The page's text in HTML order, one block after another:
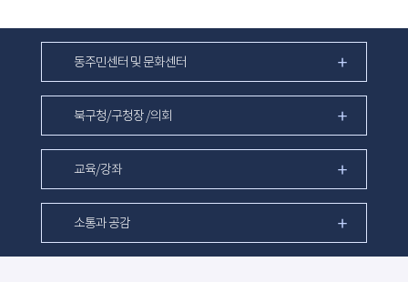
동주민센터 및 문화센터
북구청/구청장 /의회
교육/강좌
소통과 공감